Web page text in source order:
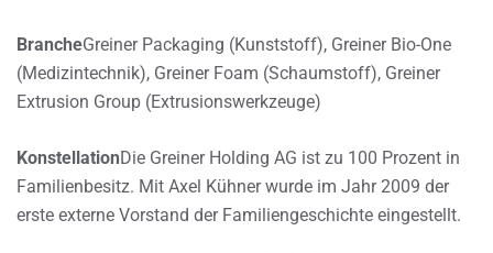
BrancheGreiner Packaging (Kunststoff), Greiner Bio-One
(Medizintechnik), Greiner Foam (Schaumstoff), Greiner
Extrusion Group (Extrusionswerkzeuge)
KonstellationDie Greiner Holding AG ist zu 100 Prozent in
Familienbesitz. Mit Axel Kühner wurde im Jahr 2009 der
erste externe Vorstand der Familiengeschichte eingestellt.